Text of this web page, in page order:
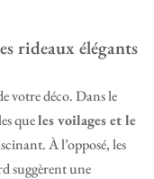
rideaux élégants
votre déco. Dans le
queles voilages et le
À l’opposé, les
suggèrent une